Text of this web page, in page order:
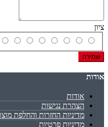
ציון
שמירה
אודות
אודות
הצהרת נגישות
מדיניות החזרות והחלפת
מדיניות פרטיות